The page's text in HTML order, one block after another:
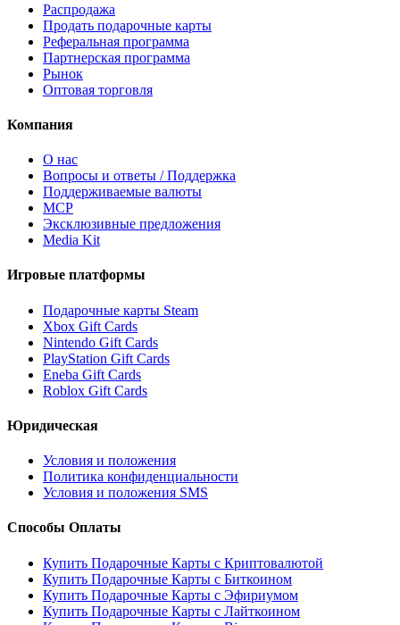
Распродажа
Продать подарочные карты
Реферальная программа
Партнерская программа
Рынок
Оптовая торговля
Компания
О нас
Вопросы и ответы / Поддержка
Поддерживаемые валюты
MCP
Эксклюзивные предложения
Media Kit
Игровые платформы
Подарочные карты Steam
Xbox Gift Cards
Nintendo Gift Cards
PlayStation Gift Cards
Eneba Gift Cards
Roblox Gift Cards
Юридическая
Условия и положения
Политика конфиденциальности
Условия и положения SMS
Способы Оплаты
Купить Подарочные Карты с Криптовалютой
Купить Подарочные Карты с Биткоином
Купить Подарочные Карты с Эфириумом
Купить Подарочные Карты с Лайткоином